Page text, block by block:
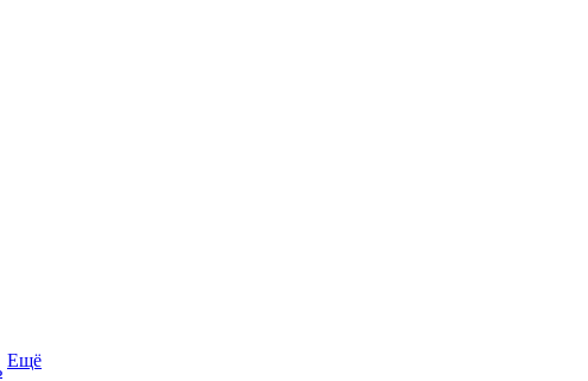
Ещё